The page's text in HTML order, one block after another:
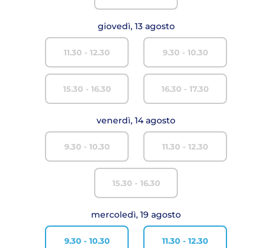
giovedì, 13 agosto
11.30 - 12.30 9.30 - 10.30
15.30 - 16.30 16.30 - 17.30
venerdì, 14 agosto
9.30 - 10.30 11.30 - 12.30
15.30 - 16.30
mercoledì, 19 agosto
9.30 - 10.30 11.30 - 12.30